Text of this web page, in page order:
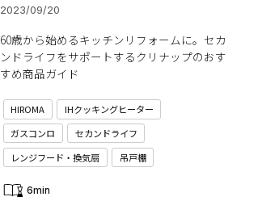
2023/09/20
60歳から始めるキッチンリフォームに。セカ
ンドライフをサポートするクリナップのおす
すめ商品ガイド
HIROMA
IHクッキングヒーター
ガスコンロ
セカンドライフ
レンジフード・換気扇
吊戸棚
6min